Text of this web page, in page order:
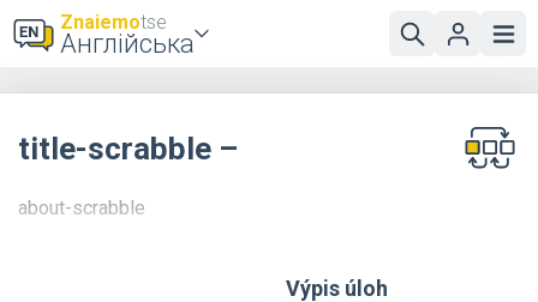
Znaiemotse
Англійська
title-scrabble –
about-scrabble
Výpis úloh